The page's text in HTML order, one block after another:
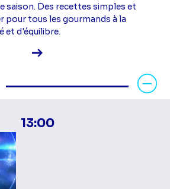
saison. Des recettes simples et
pour tous les gourmands à la
et d'équilibre.
Voir la fiche diffusion
programmes Après-
13:00